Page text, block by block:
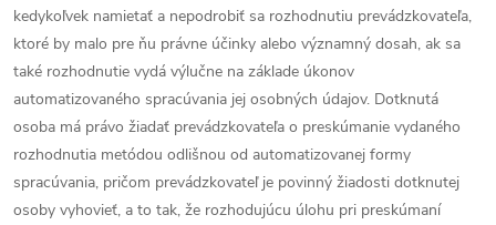
kedykoľvek namietať a nepodrobiť sa rozhodnutiu prevádzkovateľa,
ktoré by malo pre ňu právne účinky alebo významný dosah, ak sa
také rozhodnutie vydá výlučne na základe úkonov
automatizovaného spracúvania jej osobných údajov. Dotknutá
osoba má právo žiadať prevádzkovateľa o preskúmanie vydaného
rozhodnutia metódou odlišnou od automatizovanej formy
spracúvania, pričom prevádzkovateľ je povinný žiadosti dotknutej
osoby vyhovieť, a to tak, že rozhodujúcu úlohu pri preskúmaní